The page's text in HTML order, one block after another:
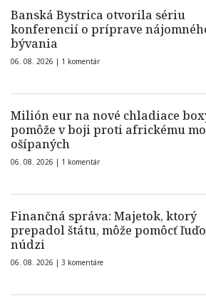
Banská Bystrica otvorila sériu
konferencií o príprave
bývania
06. 08. 2026 | 1 komentár
Milión eur na nové chladiace
pomôže v boji proti africkému
ošípaných
06. 08. 2026 | 1 komentár
Finančná správa: Majetok, ktorý
prepadol štátu, môže pomôcť
núdzi
06. 08. 2026 | 3 komentáre